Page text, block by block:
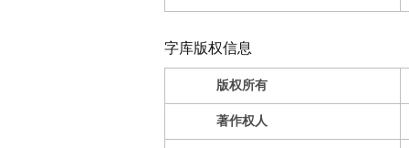
字库版权信息
版权所有
著作权人